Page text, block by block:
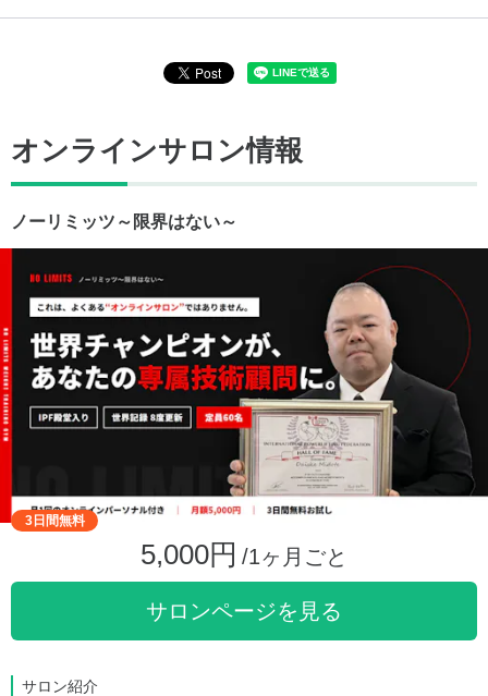
オンラインサロン情報
ノーリミッツ～限界はない～
3日間無料
5,000円 /1ヶ月ごと
サロンページを見る
サロン紹介